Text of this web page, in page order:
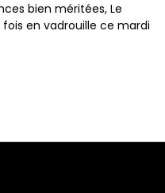
bien méritées, Le
en vadrouille ce mardi